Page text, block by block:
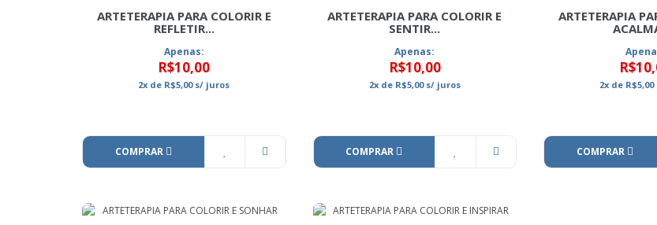
ARTETERAPIA PARA COLORIR E
REFLETIR...
Apenas:
R$10,00
2x de R$5,00s/ juros
COMPRAR
ARTETERAPIA PARA COLORIR E
SENTIR...
Apenas:
R$10,00
2xde R$5,00s/ juros
COMPRAR
ARTETERAPIA
2x de R$5,00
COMPRAR